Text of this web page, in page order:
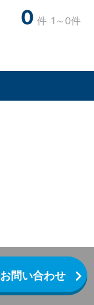
お問い合わせ
0 件 1～0件